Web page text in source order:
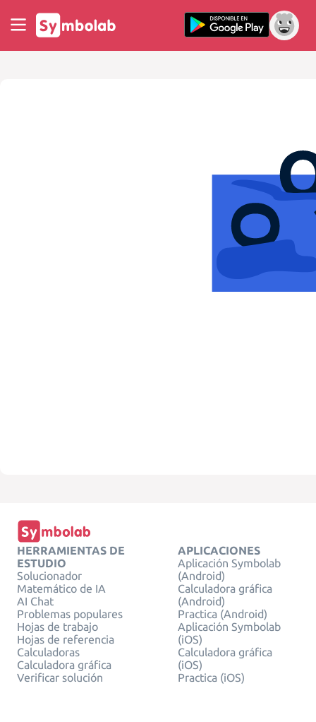
HERRAMIENTAS DE
ESTUDIO
Solucionador
Matemático de IA
AI Chat
Problemas populares
Hojas de trabajo
Hojas de referencia
Calculadoras
Calculadora gráfica
Verificar solución
APLICACIONES
Aplicación Symbolab
(Android)
Calculadora gráfica
(Android)
Practica (Android)
Aplicación Symbolab
(iOS)
Calculadora gráfica
(iOS)
Practica (iOS)